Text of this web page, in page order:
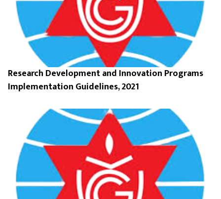
Research Development and Innovation Programs
Implementation Guidelines, 2021